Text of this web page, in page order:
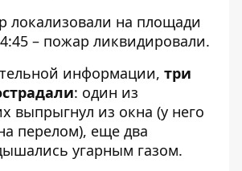
локализовали на площади
– пожар ликвидировали.
информации, три
: один из
выпрыгнул из окна (у него
перелом), еще два
угарным газом.